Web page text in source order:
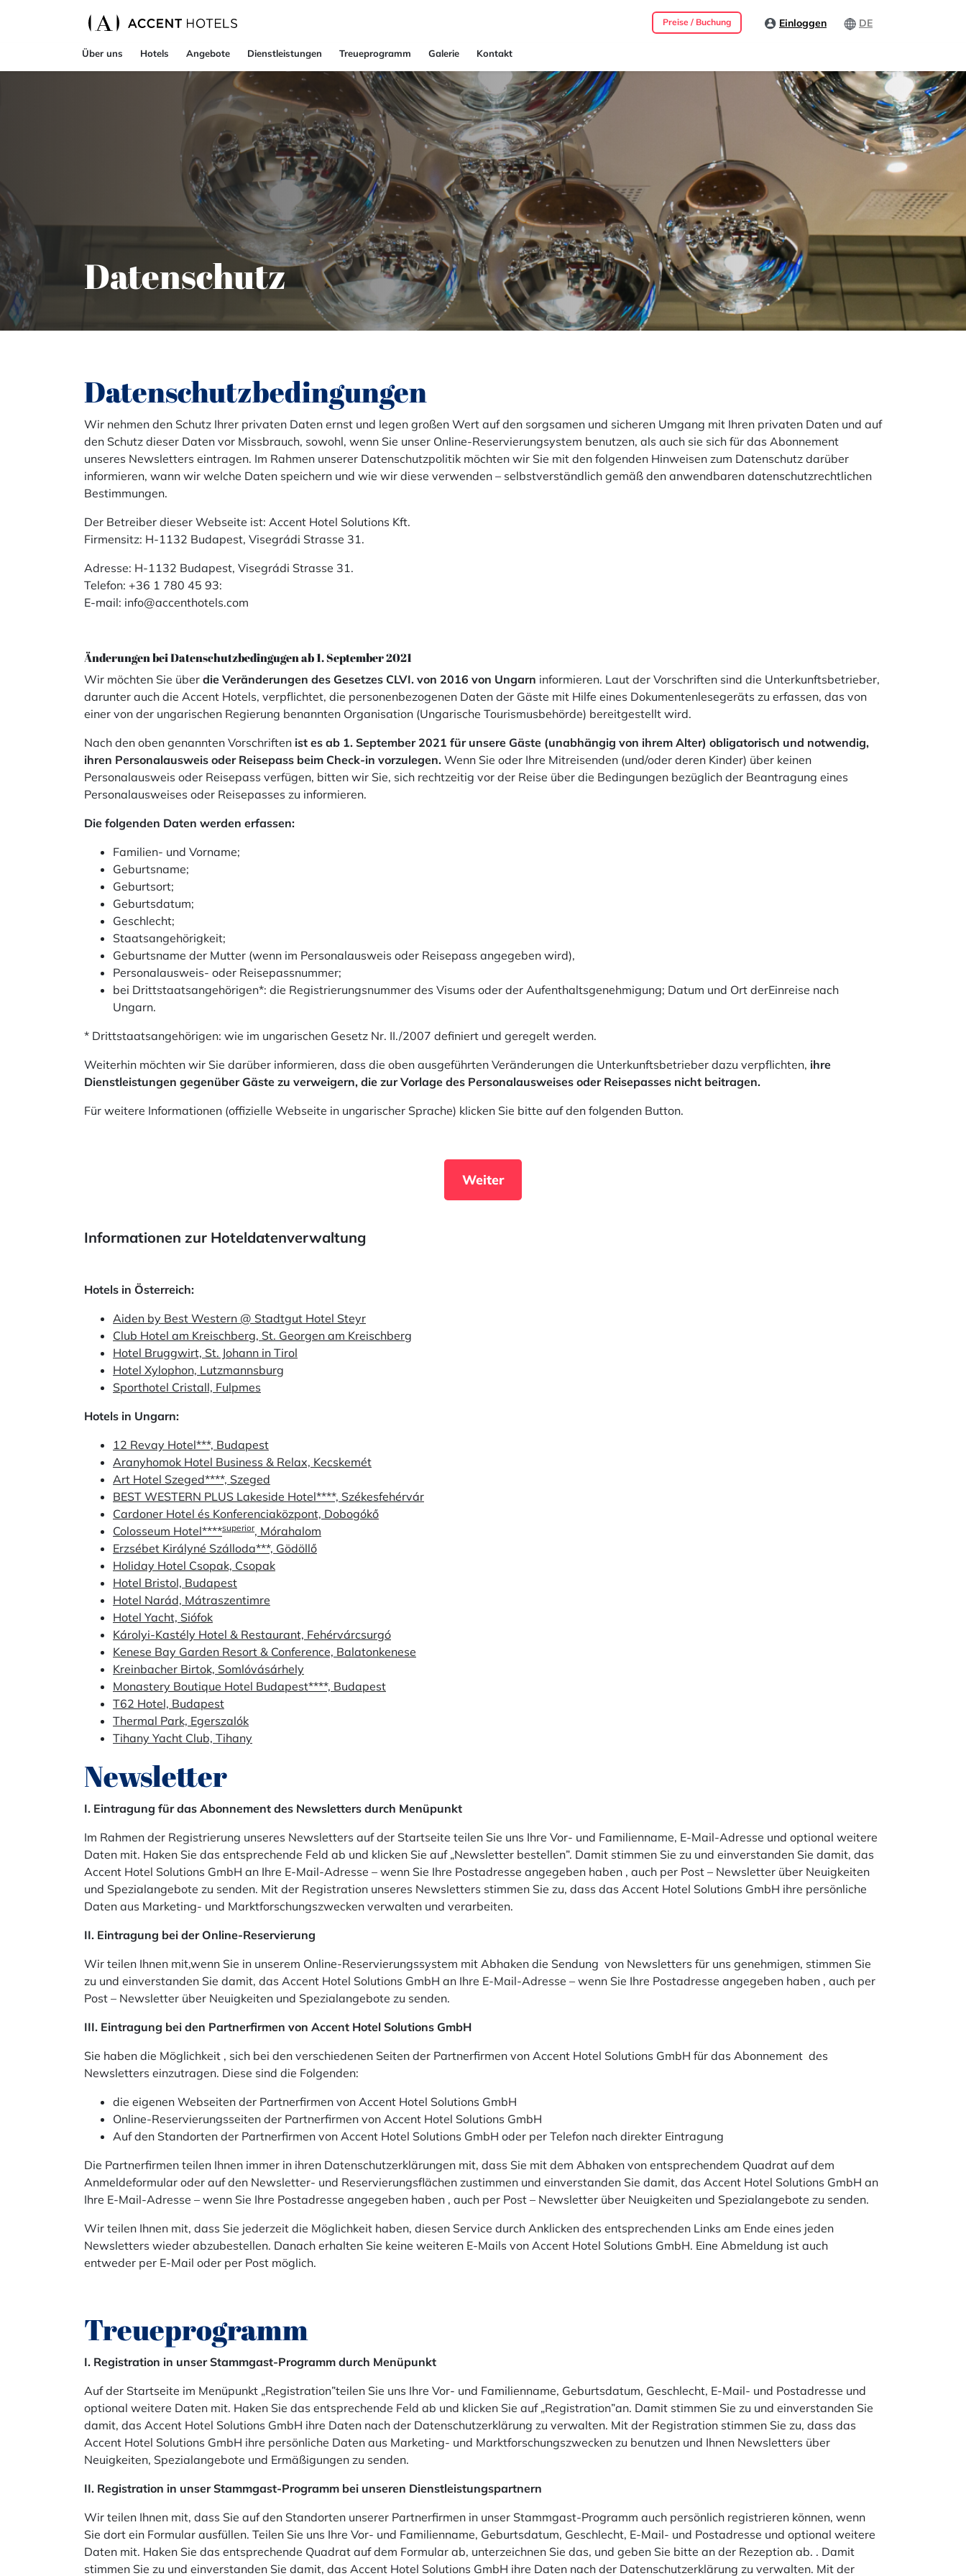
Preise / Buchung Einloggen DE
Über uns Hotels Angebote Dienstleistungen Treueprogramm Galerie Kontakt
Datenschutz
Datenschutzbedingungen
Wir nehmen den Schutz Ihrer privaten Daten ernst und legen großen Wert auf den sorgsamen und sicheren Umgang mit Ihren privaten Daten und auf
den Schutz dieser Daten vor Missbrauch, sowohl, wenn Sie unser Online-Reservierungsystem benutzen, als auch sie sich für das Abonnement
unseres Newsletters eintragen. Im Rahmen unserer Datenschutzpolitik möchten wir Sie mit den folgenden Hinweisen zum Datenschutz darüber
informieren, wann wir welche Daten speichern und wie wir diese verwenden – selbstverständlich gemäß den anwendbaren datenschutzrechtlichen
Bestimmungen.
Der Betreiber dieser Webseite ist: Accent Hotel Solutions Kft.
Firmensitz: H-1132 Budapest, Visegrádi Strasse 31.
Adresse: H-1132 Budapest, Visegrádi Strasse 31.
Telefon: +36 1 780 45 93:
E-mail: info@accenthotels.com
Änderungen bei Datenschutzbedingugen ab 1. September 2021
Wir möchten Sie über die Veränderungen des Gesetzes CLVI. von 2016 von Ungarn informieren. Laut der Vorschriften sind die Unterkunftsbetrieber,
darunter auch die Accent Hotels, verpflichtet, die personenbezogenen Daten der Gäste mit Hilfe eines Dokumentenlesegeräts zu erfassen, das von
einer von der ungarischen Regierung benannten Organisation (Ungarische Tourismusbehörde) bereitgestellt wird.
Nach den oben genannten Vorschriften ist es ab 1. September 2021 für unsere Gäste (unabhängig von ihrem Alter) obligatorisch und notwendig,
ihren Personalausweis oder Reisepass beim Check-in vorzulegen. Wenn Sie oder Ihre Mitreisenden (und/oder deren Kinder) über keinen
Personalausweis oder Reisepass verfügen, bitten wir Sie, sich rechtzeitig vor der Reise über die Bedingungen bezüglich der Beantragung eines
Personalausweises oder Reisepasses zu informieren.
Die folgenden Daten werden erfassen:
Familien- und Vorname;
Geburtsname;
Geburtsort;
Geburtsdatum;
Geschlecht;
Staatsangehörigkeit;
Geburtsname der Mutter (wenn im Personalausweis oder Reisepass angegeben wird),
Personalausweis- oder Reisepassnummer;
bei Drittstaatsangehörigen*: die Registrierungsnummer des Visums oder der Aufenthaltsgenehmigung; Datum und Ort derEinreise nach
Ungarn.
* Drittstaatsangehörigen: wie im ungarischen Gesetz Nr. II./2007 definiert und geregelt werden.
Weiterhin möchten wir Sie darüber informieren, dass die oben ausgeführten Veränderungen die Unterkunftsbetrieber dazu verpflichten, ihre
Dienstleistungen gegenüber Gäste zu verweigern, die zur Vorlage des Personalausweises oder Reisepasses nicht beitragen.
Für weitere Informationen (offizielle Webseite in ungarischer Sprache) klicken Sie bitte auf den folgenden Button.
Weiter
Informationen zur Hoteldatenverwaltung
Hotels in Österreich:
Aiden by Best Western @ Stadtgut Hotel Steyr
Club Hotel am Kreischberg, St. Georgen am Kreischberg
Hotel Bruggwirt, St. Johann in Tirol
Hotel Xylophon, Lutzmannsburg
Sporthotel Cristall, Fulpmes
Hotels in Ungarn:
12 Revay Hotel***, Budapest
Aranyhomok Hotel Business & Relax, Kecskemét
Art Hotel Szeged****, Szeged
BEST WESTERN PLUS Lakeside Hotel****, Székesfehérvár
Cardoner Hotel és Konferenciaközpont, Dobogókő
Colosseum Hotel****superior, Mórahalom
Erzsébet Királyné Szálloda***, Gödöllő
Holiday Hotel Csopak, Csopak
Hotel Bristol, Budapest
Hotel Narád, Mátraszentimre
Hotel Yacht, Siófok
Károlyi-Kastély Hotel & Restaurant, Fehérvárcsurgó
Kenese Bay Garden Resort & Conference, Balatonkenese
Kreinbacher Birtok, Somlóvásárhely
Monastery Boutique Hotel Budapest****, Budapest
T62 Hotel, Budapest
Thermal Park, Egerszalók
Tihany Yacht Club, Tihany
Newsletter
I. Eintragung für das Abonnement des Newsletters durch Menüpunkt
Im Rahmen der Registrierung unseres Newsletters auf der Startseite teilen Sie uns Ihre Vor- und Familienname, E-Mail-Adresse und optional weitere
Daten mit. Haken Sie das entsprechende Feld ab und klicken Sie auf „Newsletter bestellen”. Damit stimmen Sie zu und einverstanden Sie damit, das
Accent Hotel Solutions GmbH an Ihre E-Mail-Adresse – wenn Sie Ihre Postadresse angegeben haben , auch per Post – Newsletter über Neuigkeiten
und Spezialangebote zu senden. Mit der Registration unseres Newsletters stimmen Sie zu, dass das Accent Hotel Solutions GmbH ihre persönliche
Daten aus Marketing- und Marktforschungszwecken verwalten und verarbeiten.
II. Eintragung bei der Online-Reservierung
Wir teilen Ihnen mit,wenn Sie in unserem Online-Reservierungssystem mit Abhaken die Sendung von Newsletters für uns genehmigen, stimmen Sie
zu und einverstanden Sie damit, das Accent Hotel Solutions GmbH an Ihre E-Mail-Adresse – wenn Sie Ihre Postadresse angegeben haben , auch per
Post – Newsletter über Neuigkeiten und Spezialangebote zu senden.
III. Eintragung bei den Partnerfirmen von Accent Hotel Solutions GmbH
Sie haben die Möglichkeit , sich bei den verschiedenen Seiten der Partnerfirmen von Accent Hotel Solutions GmbH für das Abonnement des
Newsletters einzutragen. Diese sind die Folgenden:
die eigenen Webseiten der Partnerfirmen von Accent Hotel Solutions GmbH
Online-Reservierungsseiten der Partnerfirmen von Accent Hotel Solutions GmbH
Auf den Standorten der Partnerfirmen von Accent Hotel Solutions GmbH oder per Telefon nach direkter Eintragung
Die Partnerfirmen teilen Ihnen immer in ihren Datenschutzerklärungen mit, dass Sie mit dem Abhaken von entsprechendem Quadrat auf dem
Anmeldeformular oder auf den Newsletter- und Reservierungsflächen zustimmen und einverstanden Sie damit, das Accent Hotel Solutions GmbH an
Ihre E-Mail-Adresse – wenn Sie Ihre Postadresse angegeben haben , auch per Post – Newsletter über Neuigkeiten und Spezialangebote zu senden.
Wir teilen Ihnen mit, dass Sie jederzeit die Möglichkeit haben, diesen Service durch Anklicken des entsprechenden Links am Ende eines jeden
Newsletters wieder abzubestellen. Danach erhalten Sie keine weiteren E-Mails von Accent Hotel Solutions GmbH. Eine Abmeldung ist auch
entweder per E-Mail oder per Post möglich.
Treueprogramm
I. Registration in unser Stammgast-Programm durch Menüpunkt
Auf der Startseite im Menüpunkt „Registration”teilen Sie uns Ihre Vor- und Familienname, Geburtsdatum, Geschlecht, E-Mail- und Postadresse und
optional weitere Daten mit. Haken Sie das entsprechende Feld ab und klicken Sie auf „Registration”an. Damit stimmen Sie zu und einverstanden Sie
damit, das Accent Hotel Solutions GmbH ihre Daten nach der Datenschutzerklärung zu verwalten. Mit der Registration stimmen Sie zu, dass das
Accent Hotel Solutions GmbH ihre persönliche Daten aus Marketing- und Marktforschungszwecken zu benutzen und Ihnen Newsletters über
Neuigkeiten, Spezialangebote und Ermäßigungen zu senden.
II. Registration in unser Stammgast-Programm bei unseren Dienstleistungspartnern
Wir teilen Ihnen mit, dass Sie auf den Standorten unserer Partnerfirmen in unser Stammgast-Programm auch persönlich registrieren können, wenn
Sie dort ein Formular ausfüllen. Teilen Sie uns Ihre Vor- und Familienname, Geburtsdatum, Geschlecht, E-Mail- und Postadresse und optional weitere
Daten mit. Haken Sie das entsprechende Quadrat auf dem Formular ab, unterzeichnen Sie das, und geben Sie bitte an der Rezeption ab. . Damit
stimmen Sie zu und einverstanden Sie damit, das Accent Hotel Solutions GmbH ihre Daten nach der Datenschutzerklärung zu verwalten. Mit der